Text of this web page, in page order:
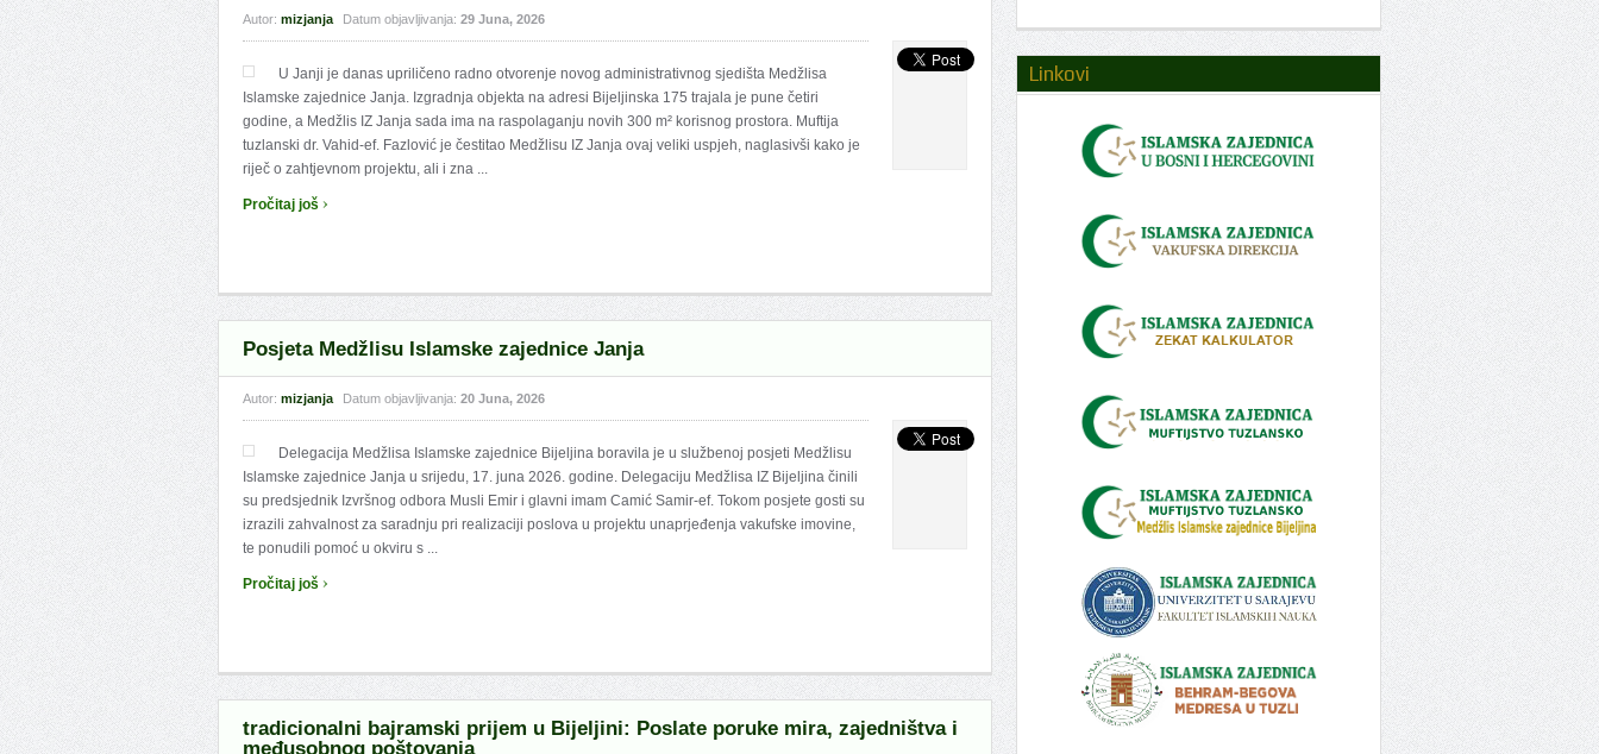
Autor: mizjanja Datum objavljivanja: 29 Juna, 2026
U Janji je danas upriličeno radno otvorenje novog administrativnog sjedišta Medžlisa
Islamske zajednice Janja. Izgradnja objekta na adresi Bijeljinska 175 trajala je pune četiri
godine, a Medžlis IZ Janja sada ima na raspolaganju novih 300 m² korisnog prostora. Muftija
tuzlanski dr. Vahid-ef. Fazlović je čestitao Medžlisu IZ Janja ovaj veliki uspjeh, naglasivši kako je
riječ o zahtjevnom projektu, ali i zna ...
Pročitaj još ›
Posjeta Medžlisu Islamske zajednice Janja
Autor: mizjanja Datum objavljivanja: 20 Juna, 2026
Delegacija Medžlisa Islamske zajednice Bijeljina boravila je u službenoj posjeti Medžlisu
Islamske zajednice Janja u srijedu, 17. juna 2026. godine. Delegaciju Medžlisa IZ Bijeljina činili
su predsjednik Izvršnog odbora Musli Emir i glavni imam Camić Samir-ef. Tokom posjete gosti su
izrazili zahvalnost za saradnju pri realizaciji poslova u projektu unaprjeđenja vakufske imovine,
te ponudili pomoć u okviru s ...
Pročitaj još ›
tradicionalni bajramski prijem u Bijeljini: Poslate poruke mira, zajedništva i
međusobnog poštovanja
Linkovi